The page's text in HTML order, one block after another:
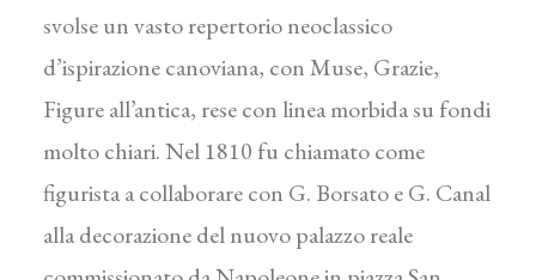
svolse un vasto repertorio neoclassico
d’ispirazione canoviana, con Muse, Grazie,
Figure all’antica, rese con linea morbida su fondi
molto chiari. Nel 1810 fu chiamato come
figurista a collaborare con G. Borsato e G. Canal
alla decorazione del nuovo palazzo reale